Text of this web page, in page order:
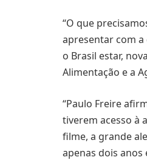
“O que
apresentar com
o Brasil estar,
Alimentação e a
“Paulo Freire
tiverem acesso à
filme, a grande
apenas dois anos